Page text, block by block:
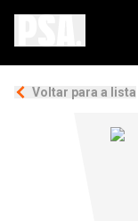
Voltar para a lista